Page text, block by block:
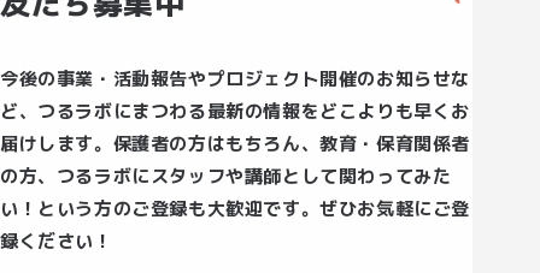
今後の事業・活動報告やプロジェクト開催のお知らせな
ど、つるラボにまつわる最新の情報をどこよりも早くお
届けします。保護者の方はもちろん、教育・保育関係者
の方、つるラボにスタッフや講師として関わってみた
い！という方のご登録も大歓迎です。ぜひお気軽にご登
録ください！